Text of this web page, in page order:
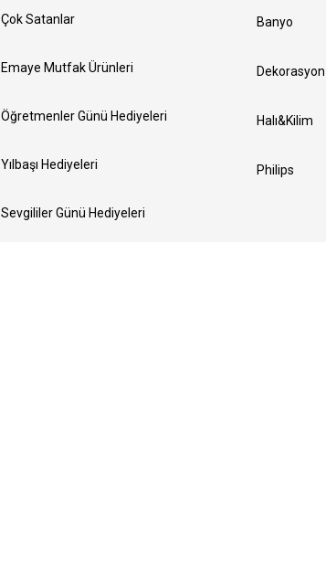
Çok Satanlar
Emaye Mutfak Ürünleri
Öğretmenler Günü Hediyeleri
Yılbaşı Hediyeleri
Sevgililer Günü Hediyeleri
Banyo
Dekorasyon
Halı&Kilim
Philips